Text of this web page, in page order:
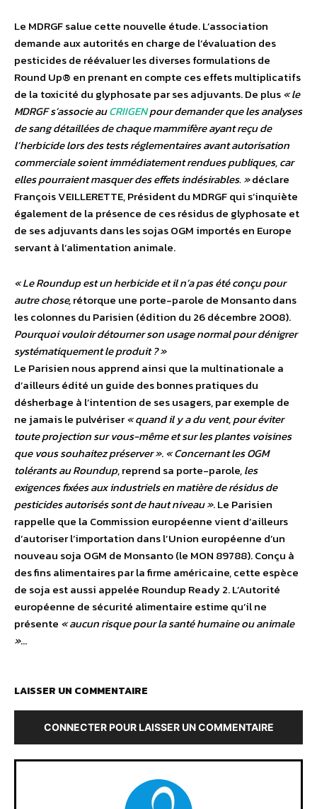
Le MDRGF salue cette nouvelle étude. L’association
demande aux autorités en charge de l’évaluation des
pesticides de réévaluer les diverses formulations de
Round Up® en prenant en compte ces effets multiplicatifs
de la toxicité du glyphosate par ses adjuvants. De plus« le
MDRGF s’associe auCRIIGENpour demander que les analyses
de sang détaillées de chaque mammifère ayant reçu de
l’herbicide lors des tests réglementaires avant autorisation
commerciale soient immédiatement rendues publiques, car
elles pourraient masquer des effets indésirables. »déclare
François VEILLERETTE, Président du MDRGF qui s’inquiète
également de la présence de ces résidus de glyphosate et
de ses adjuvants dans les sojas OGM importés en Europe
servant à l’alimentation animale.
« Le Roundup est un herbicide et il n’a pas été conçu pour
autre chose,rétorque une porte-parole de Monsanto dans
les colonnes du Parisien (édition du 26 décembre 2008).
Pourquoi vouloir détourner son usage normal pour dénigrer
systématiquement le produit ? »
Le Parisien nous apprend ainsi que la multinationale a
d’ailleurs édité un guide des bonnes pratiques du
désherbage à l’intention de ses usagers, par exemple de
ne jamais le pulvériser« quand il y a du vent, pour éviter
toute projection sur vous-même et sur les plantes voisines
que vous souhaitez préserver ».« Concernant les OGM
tolérants au Roundup, reprend sa porte-parole,les
exigences fixées aux industriels en matière de résidus de
pesticides autorisés sont de haut niveau ». Le Parisien
rappelle que la Commission européenne vient d’ailleurs
d’autoriser l’importation dans l’Union européenne d’un
nouveau soja OGM de Monsanto (le MON 89788). Conçu à
des fins alimentaires par la firme américaine, cette espèce
de soja est aussi appelée Roundup Ready 2. L’Autorité
européenne de sécurité alimentaire estime qu’il ne
présente « aucun risque pour la santé humaine ou animale
»…
LAISSER UN COMMENTAIRE
CONNECTER POUR LAISSER UN COMMENTAIRE